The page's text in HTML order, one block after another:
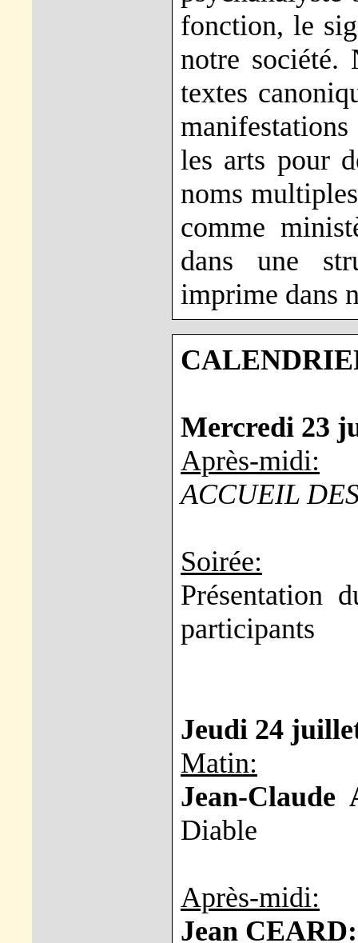
fonction, le
notre société.
textes
les arts pour
noms
comme
dans une
imprime dans
Mercredi 23
Après-midi:
ACCUEIL
Soirée:
Présentation
participants
Jeudi 24
Matin:
Jean-Claude
Diable
Après-midi:
Jean CEARD: